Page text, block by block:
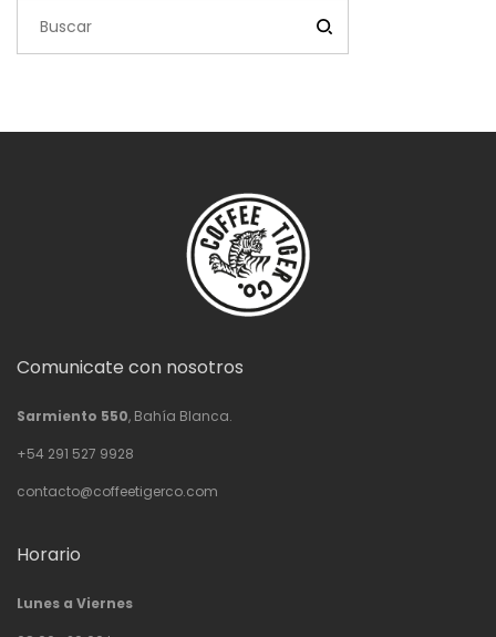
Comunicate con nosotros
Sarmiento 550, Bahía Blanca.
+54 291 527 9928
contacto@coffeetigerco.com
Horario
Lunes a Viernes